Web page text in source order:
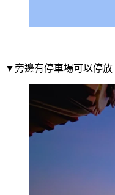
▼旁邊有停車場可以停放